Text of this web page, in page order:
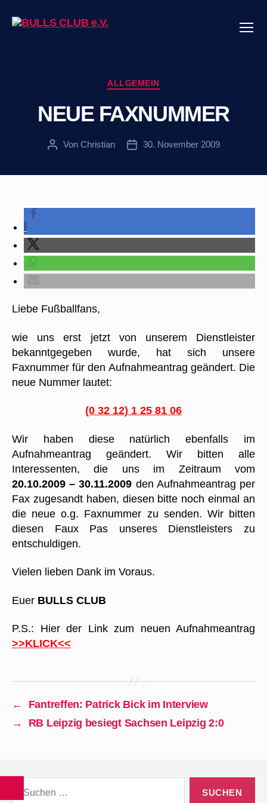
Kategorien
ALLGEMEIN
NEUE FAXNUMMER
Beitragsautor
Von Christian Veröffentlichungsdatum
30. November 2009
Liebe Fußballfans,
wie uns erst jetzt von unserem Dienstleister
bekanntgegeben wurde, hat sich unsere
Faxnummer für den Aufnahmeantrag geändert. Die
neue Nummer lautet:
(0 32 12) 1 25 81 06
Wir haben diese natürlich ebenfalls im
Aufnahmeantrag geändert. Wir bitten alle
Interessenten, die uns im Zeitraum vom
20.10.2009 – 30.11.2009 den Aufnahmeantrag per
Fax zugesandt haben, diesen bitte noch einmal an
die neue o.g. Faxnummer zu senden. Wir bitten
diesen Faux Pas unseres Dienstleisters zu
entschuldigen.
Vielen lieben Dank im Voraus.
Euer BULLS CLUB
P.S.: Hier der Link zum neuen Aufnahmeantrag
>>KLICK<<
←
Fantreffen: Patrick Bick im Interview
→
RB Leipzig besiegt Sachsen Leipzig 2:0
nach: